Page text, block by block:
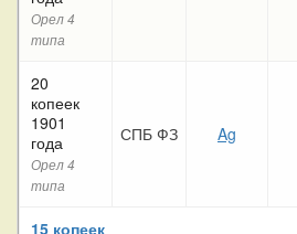
Орел 4
типа
20
копеек
1901
года
Орел 4
типа
СПБ ФЗ Ag
15 копеек